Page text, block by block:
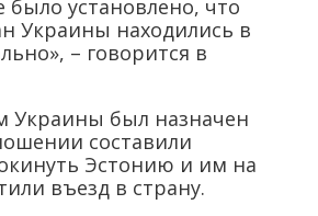
было установлено, что
Украины находились в
– говорится в
Украины был назначен
составили
Эстонию и им на
въезд в страну.